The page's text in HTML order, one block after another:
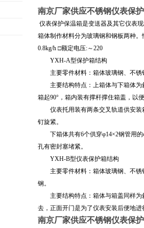
南京厂家供应不锈钢仪表保
仪表保护保温箱是变送器及其它仪表
箱体制作材料分为玻璃钢和钢板两种
0.8kg/h □额定电压:～220
YXH-A型保护箱结构
主要零件材料：箱体玻璃钢、不锈
主要结构特点：上箱体与下箱体为
箱起90°，箱内装有撑杆撑住箱盖，以
仪表托用装有两条交叉轨道供安装
钉旋紧。
下箱体共有6个供穿φ14×2钢管用的
孔有密封塞堵紧。
YXH-B型仪表保护箱结构
主要零件材料：箱体玻璃钢、不锈
钢。
主要结构特点：箱体与箱盖同样为
去，正面开门是为了仪表安装后便地
南京厂家供应不锈钢仪表保